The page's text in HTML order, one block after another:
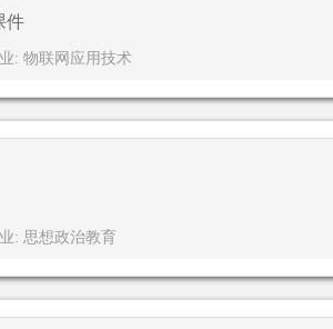
件
: 物联网应用技术
: 思想政治教育